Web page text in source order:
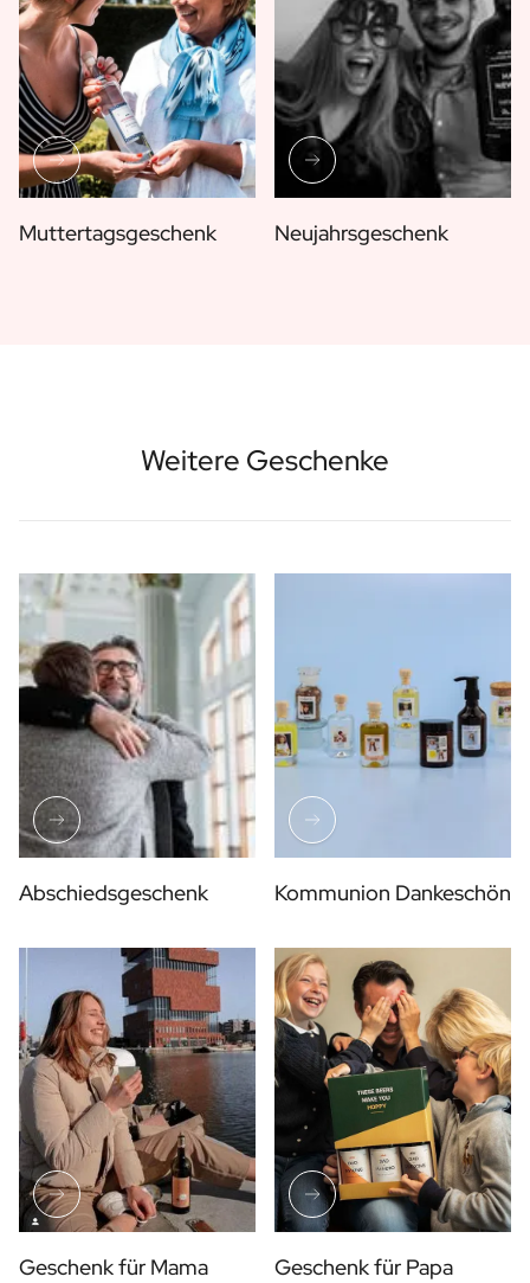
Muttertagsgeschenk Neujahrsgeschenk
Weitere Geschenke
Abschiedsgeschenk Kommunion Dankeschön
Geschenk für Mama Geschenk für Papa